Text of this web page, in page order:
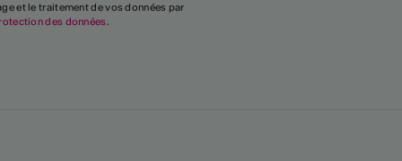
et le traitement de vos données par
des données.